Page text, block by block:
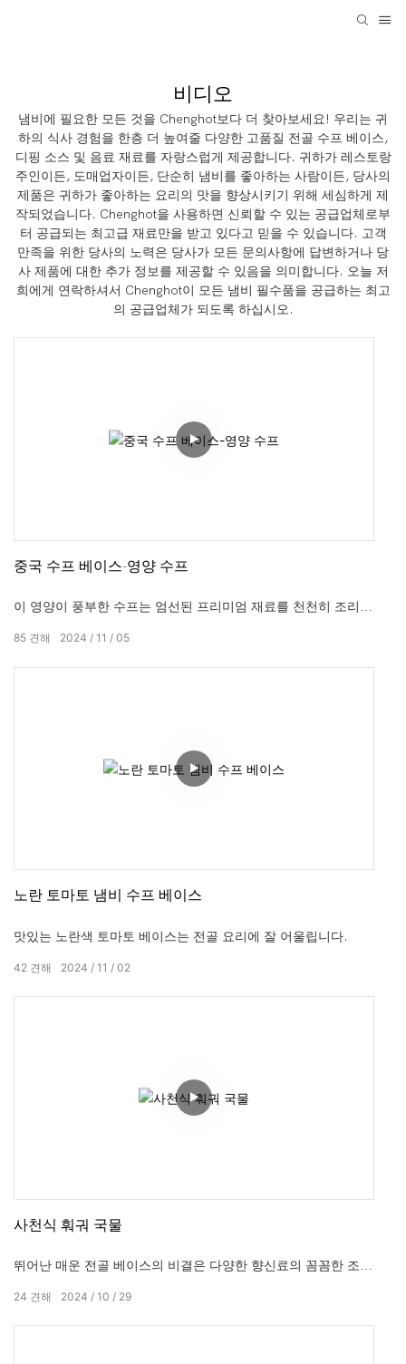
비디오
냄비에 필요한 모든 것을 Chenghot보다 더 찾아보세요! 우리는 귀
하의 식사 경험을 한층 더 높여줄 다양한 고품질 전골 수프 베이스,
디핑 소스 및 음료 재료를 자랑스럽게 제공합니다. 귀하가 레스토랑
주인이든, 도매업자이든, 단순히 냄비를 좋아하는 사람이든, 당사의
제품은 귀하가 좋아하는 요리의 맛을 향상시키기 위해 세심하게 제
작되었습니다. Chenghot을 사용하면 신뢰할 수 있는 공급업체로부
터 공급되는 최고급 재료만을 받고 있다고 믿을 수 있습니다. 고객
만족을 위한 당사의 노력은 당사가 모든 문의사항에 답변하거나 당
사 제품에 대한 추가 정보를 제공할 수 있음을 의미합니다. 오늘 저
희에게 연락하셔서 Chenghot이 모든 냄비 필수품을 공급하는 최고
의 공급업체가 되도록 하십시오.
중국 수프 베이스-영양 수프
이 영양이 풍부한 수프는 엄선된 프리미엄 재료를 천천히 조리하
2024 11 05
85 견해
노란 토마토 냄비 수프 베이스
맛있는 노란색 토마토 베이스는 전골 요리에 잘 어울립니다.
2024 11 02
42 견해
사천식 훠궈 국물
뛰어난 매운 전골 베이스의 비결은 다양한 향신료의 꼼꼼한 조합
2024 10 29
24 견해